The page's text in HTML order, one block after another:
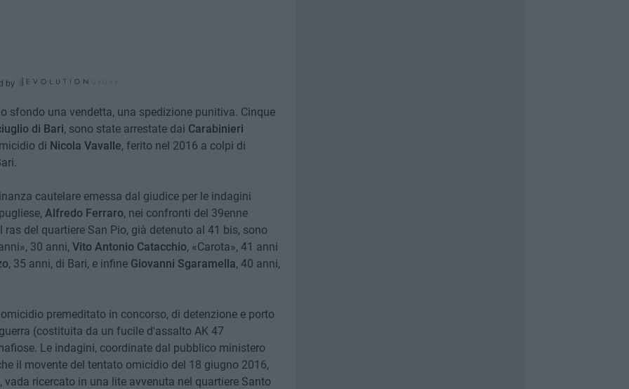
by
sfondo una vendetta, una spedizione punitiva. Cinque
di Bari, sono state arrestate dai Carabinieri
di Nicola Vavalle, ferito nel 2016 a colpi di
cautelare emessa dal giudice per le indagini
Alfredo Ferraro, nei confronti del 39enne
ras del quartiere San Pio, già detenuto al 41 bis, sono
30 anni, Vito Antonio Catacchio, «Carota», 41 anni
, 35 anni, di Bari, e infineGiovanni Sgaramella, 40 anni,
premeditato in concorso, di detenzione e porto
(costituita da un fucile d'assalto AK 47
Le indagini, coordinate dal pubblico ministero
il movente del tentato omicidio del 18 giugno 2016,
ricercato in una lite avvenuta nel quartiere Santo